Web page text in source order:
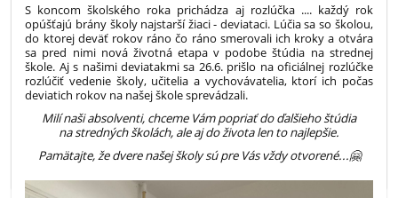
S koncom školského roka prichádza aj rozlúčka .... každý rok
opúšťajú brány školy najstarší žiaci - deviataci. Lúčia sa so školou,
do ktorej deväť rokov ráno čo ráno smerovali ich kroky a otvára
sa pred nimi nová životná etapa v podobe štúdia na strednej
škole. Aj s našimi deviatakmi sa 26.6. prišlo na oficiálnej rozlúčke
rozlúčiť vedenie školy, učitelia a vychovávatelia, ktorí ich počas
deviatich rokov na našej škole sprevádzali.
Milí naši absolventi, chceme Vám popriať do ďalšieho štúdia
na stredných školách, ale aj do života len to najlepšie.
Pamätajte, že dvere našej školy sú pre Vás vždy otvorené...🤗